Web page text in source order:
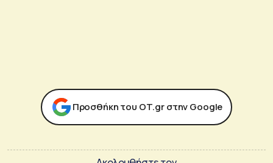
Προσθήκη του ΟΤ.gr στην Google